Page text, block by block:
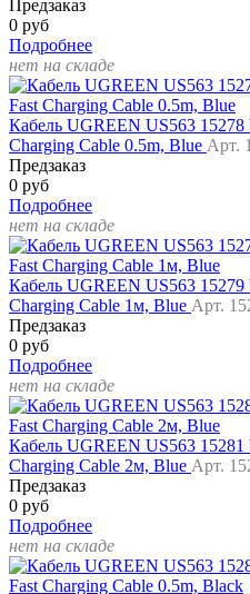
Предзаказ
0 руб
Подробнее
нет на складе
Кабель UGREEN US563
Charging Cable 0.5m, Blue Арт.
Предзаказ
0 руб
Подробнее
нет на складе
Кабель UGREEN US563
Charging Cable 1м, Blue Арт.
Предзаказ
0 руб
Подробнее
нет на складе
Кабель UGREEN US563
Charging Cable 2м, Blue Арт.
Предзаказ
0 руб
Подробнее
нет на складе